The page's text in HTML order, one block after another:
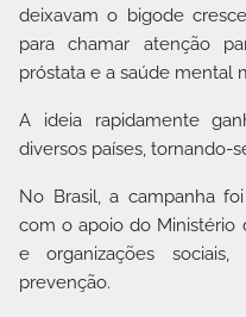
deixavam o bigode
para chamar atenção
próstata e a saúde mental
A ideia rapidamente
diversos países, tornando-
No Brasil, a campanha
com o apoio do Ministério
e organizações
prevenção.